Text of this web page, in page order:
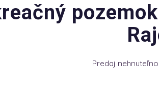
Predaj